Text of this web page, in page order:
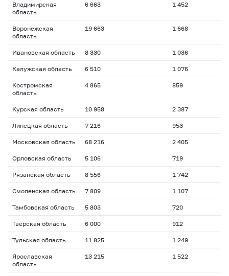
Владимирская
область
6 663 1 452
Воронежская
область
19 663 1 668
Ивановская область 8 330 1 036
Калужская область 6 510 1 076
Костромская
область
4 865 859
Курская область 10 958 2 387
Липецкая область 7 216 953
Московская область 68 216 2 405
Орловская область 5 106 719
Рязанская область 8 556 1 742
Смоленская область 7 809 1 107
Тамбовская область 5 803 720
Тверская область 6 000 912
Тульская область 11 825 1 249
Ярославская
область
13 215 1 522